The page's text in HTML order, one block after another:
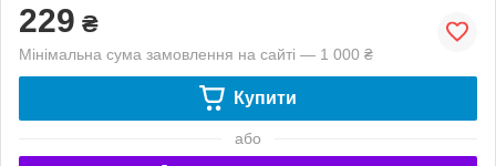
229 ₴
Мінімальна сума замовлення на сайті — 1 000 ₴
Купити
або